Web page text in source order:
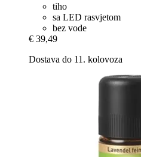
tiho
sa LED rasvjetom
bez vode
€ 39,49
Dostava do 11. kolovoza